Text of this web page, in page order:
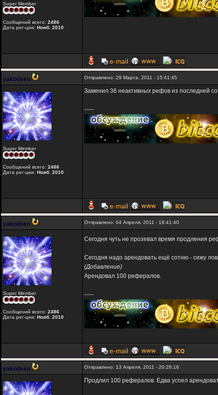
Super Member
Сообщений всего: 2486
Дата рег-ции: Нояб. 2010
yakodsen Отправлено: 29 Марта, 2011 - 15:41:45
Super Member
Сообщений всего: 2486
Дата рег-ции: Нояб. 2010
Заменил 36 неактивных рефов из последней
-----
yakodsen Отправлено: 04 Апреля, 2011 - 18:41:40
Super Member
Сообщений всего: 2486
Дата рег-ции: Нояб. 2010
Сегодня чуть не прозевал время продления
Сегодня надо арендовать ещё сотню - сижу
(Добавление)
Арендовал 100 рефералов.
-----
yakodsen Отправлено: 13 Апреля, 2011 - 20:28:16
Продлил 100 рефералов. Едва успел